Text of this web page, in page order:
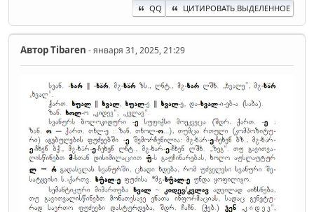
QQ ЦИТИРОВАТЬ ВЫДЕЛЕННОЕ
АвторTibaren - января 31, 2025, 21:29